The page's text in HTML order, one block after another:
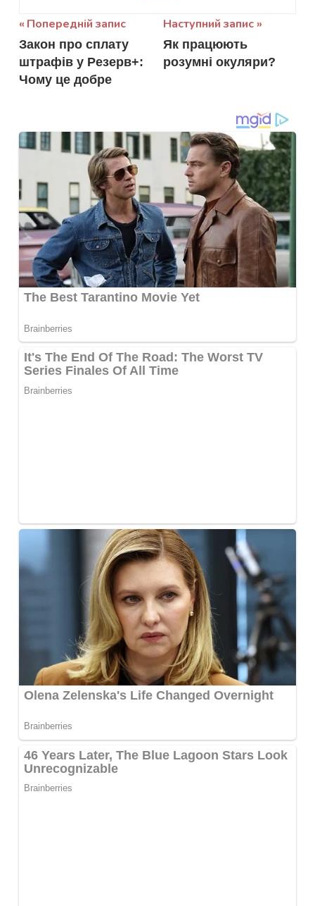
Навігація
записів
Попередній запис
Закон про сплату
штрафів у Резерв+:
Чому це добре
Наступний запис
Як працюють
розумні окуляри?